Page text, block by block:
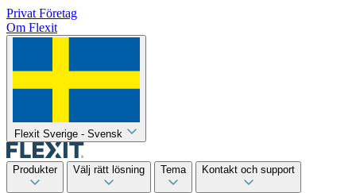
Privat Företag
Om Flexit
Flexit Sverige - Svensk
Produkter Välj rätt lösning Tema Kontakt och support